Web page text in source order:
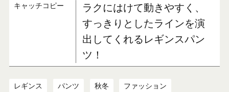
キャッチコピー
ラクにはけて動きやすく、
すっきりとしたラインを演
出してくれるレギンスパン
ツ！
レギンス パンツ 秋冬 ファッション